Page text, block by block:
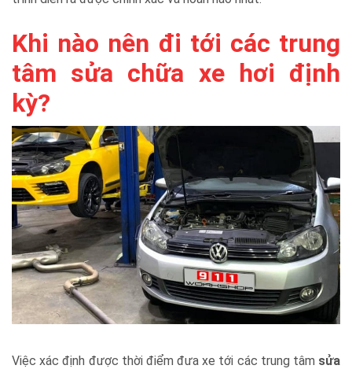
Khi nào nên đi tới các trung
tâm sửa chữa xe hơi định
kỳ?
Việc xác định được thời điểm đưa xe tới các trung tâm sửa